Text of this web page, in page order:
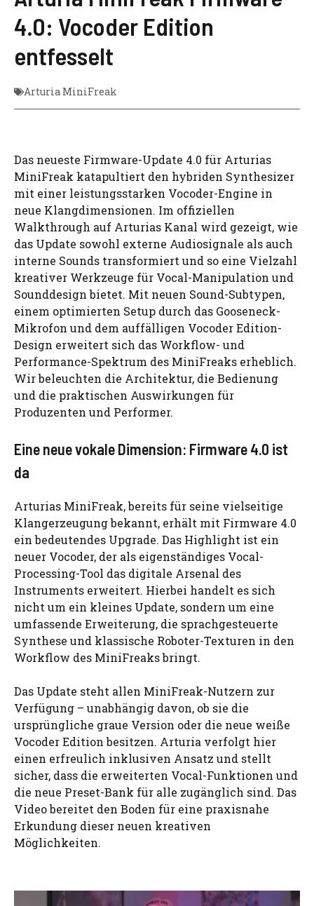
4.0: Vocoder Edition
entfesselt
Arturia MiniFreak
Das neueste Firmware-Update 4.0 für Arturias
MiniFreak katapultiert den hybriden Synthesizer
mit einer leistungsstarken Vocoder-Engine in
neue Klangdimensionen. Im offiziellen
Walkthrough auf Arturias Kanal wird gezeigt, wie
das Update sowohl externe Audiosignale als auch
interne Sounds transformiert und so eine Vielzahl
kreativer Werkzeuge für Vocal-Manipulation und
Sounddesign bietet. Mit neuen Sound-Subtypen,
einem optimierten Setup durch das Gooseneck-
Mikrofon und dem auffälligen Vocoder Edition-
Design erweitert sich das Workflow- und
Performance-Spektrum des MiniFreaks erheblich.
Wir beleuchten die Architektur, die Bedienung
und die praktischen Auswirkungen für
Produzenten und Performer.
Eine neue vokale Dimension: Firmware 4.0 ist
da
Arturias MiniFreak, bereits für seine vielseitige
Klangerzeugung bekannt, erhält mit Firmware 4.0
ein bedeutendes Upgrade. Das Highlight ist ein
neuer Vocoder, der als eigenständiges Vocal-
Processing-Tool das digitale Arsenal des
Instruments erweitert. Hierbei handelt es sich
nicht um ein kleines Update, sondern um eine
umfassende Erweiterung, die sprachgesteuerte
Synthese und klassische Roboter-Texturen in den
Workflow des MiniFreaks bringt.
Das Update steht allen MiniFreak-Nutzern zur
Verfügung – unabhängig davon, ob sie die
ursprüngliche graue Version oder die neue weiße
Vocoder Edition besitzen. Arturia verfolgt hier
einen erfreulich inklusiven Ansatz und stellt
sicher, dass die erweiterten Vocal-Funktionen und
die neue Preset-Bank für alle zugänglich sind. Das
Video bereitet den Boden für eine praxisnahe
Erkundung dieser neuen kreativen
Möglichkeiten.